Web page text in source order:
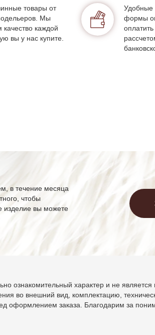
товары от
Мы
качество каждой
вы у нас купите.
Удобные
формы
в течение месяца
чтобы
изделие вы можете
ознакомительный характер и не является
во внешний вид, комплектацию,
оформлением заказа. Благодарим за